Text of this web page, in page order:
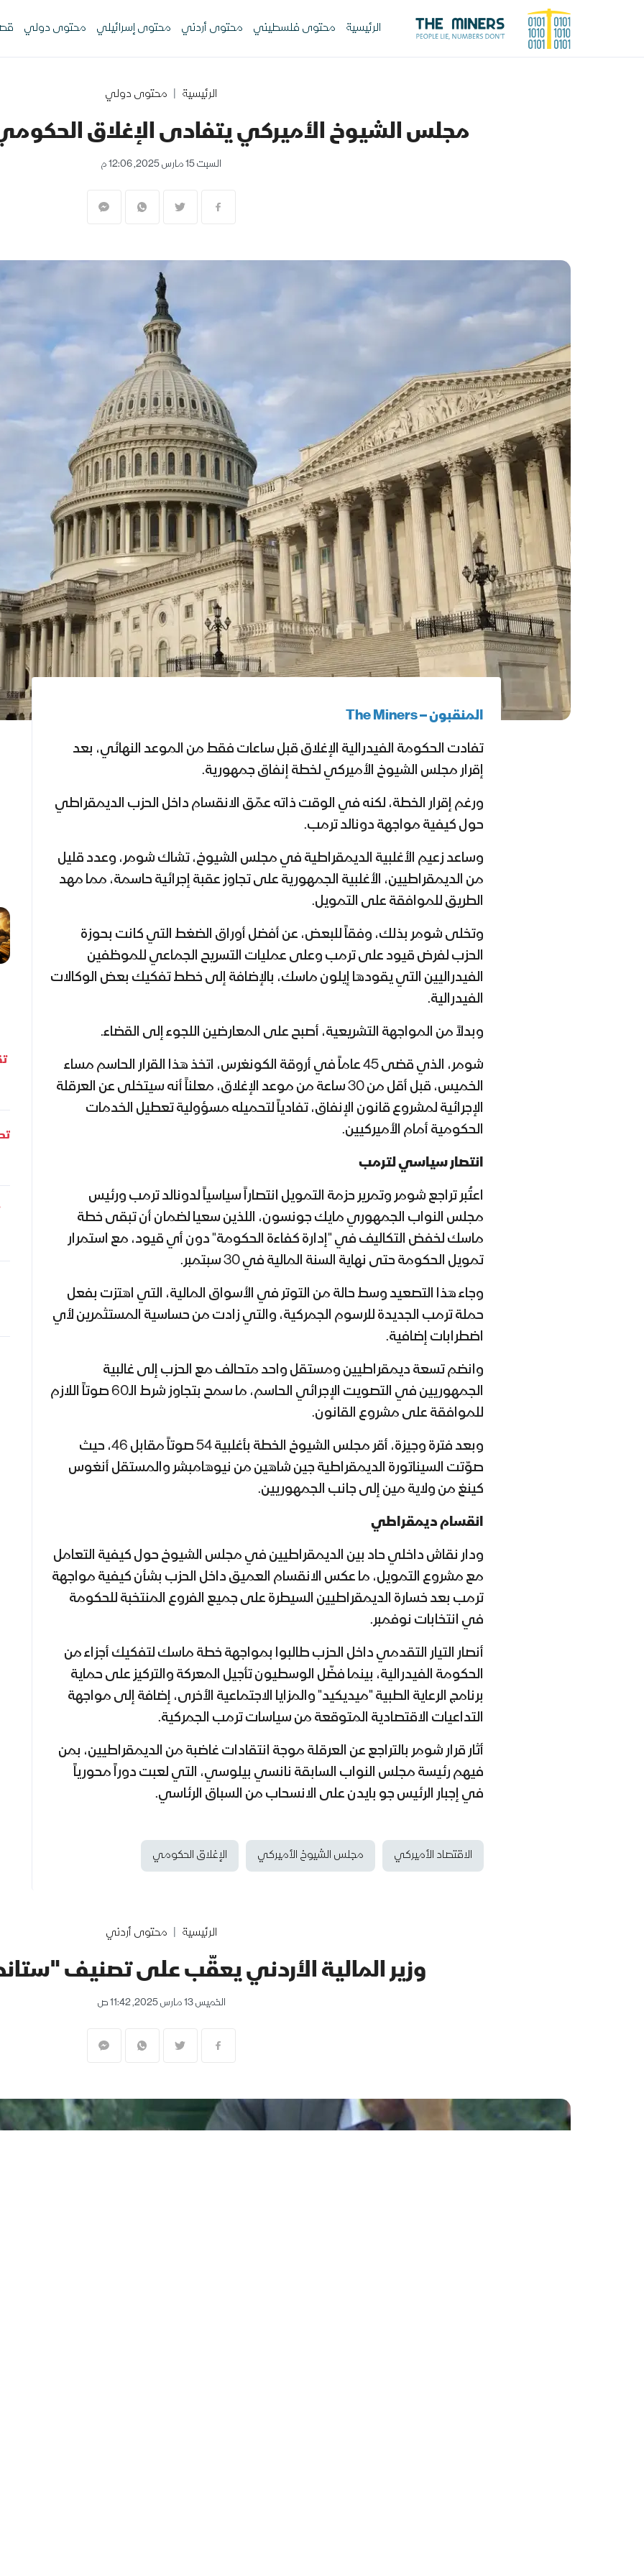
الرئيسية محتوى فلسطيني محتوى أردني محتوى إسرائيلي محتوى دولي
الرئيسية محتوى دولي
مجلس الشيوخ الأميركي يتفادى الإغلاق
السبت 15 مارس 2025, 12:06 م
المنقبون –The Miners
تفادت الحكومة الفيدرالية الإغلاق قبل ساعات فقط من الموعد النهائي، بعد
إقرار مجلس الشيوخ الأميركي لخطة إنفاق جمهورية.
ورغم إقرار الخطة، لكنه في الوقت ذاته عمّق الانقسام داخل الحزب الديمقراطي
حول كيفية مواجهة دونالد ترمب.
وساعد زعيم الأغلبية الديمقراطية في مجلس الشيوخ، تشاك شومر، وعدد قليل
من الديمقراطيين، الأغلبية الجمهورية على تجاوز عقبة إجرائية حاسمة، مما مهد
الطريق للموافقة على التمويل.
وتخلى شومر بذلك، وفقاً للبعض، عن أفضل أوراق الضغط التي كانت بحوزة
الحزب لفرض قيود على ترمب وعلى عمليات التسريح الجماعي للموظفين
الفيدراليين التي يقودها إيلون ماسك، بالإضافة إلى خطط تفكيك بعض الوكالات
الفيدرالية.
وبدلاً من المواجهة التشريعية، أصبح على المعارضين اللجوء إلى القضاء.
شومر، الذي قضى 45 عاماً في أروقة الكونغرس، اتخذ هذا القرار الحاسم مساء
الخميس، قبل أقل من 30 ساعة من موعد الإغلاق، معلناً أنه سيتخلى عن العرقلة
الإجرائية لمشروع قانون الإنفاق، تفادياً لتحميله مسؤولية تعطيل الخدمات
الحكومية أمام الأميركيين.
انتصار سياسي لترمب
اعتُبر تراجع شومر وتمرير حزمة التمويل انتصاراً سياسياً لدونالد ترمب ورئيس
مجلس النواب الجمهوري مايك جونسون، اللذين سعيا لضمان أن تبقى خطة
ماسك لخفض التكاليف في "إدارة كفاءة الحكومة" دون أي قيود، مع استمرار
تمويل الحكومة حتى نهاية السنة المالية في 30 سبتمبر.
وجاء هذا التصعيد وسط حالة من التوتر في الأسواق المالية، التي اهتزت بفعل
حملة ترمب الجديدة للرسوم الجمركية، والتي زادت من حساسية المستثمرين لأي
اضطرابات إضافية.
وانضم تسعة ديمقراطيين ومستقل واحد متحالف مع الحزب إلى غالبية
الجمهوريين في التصويت الإجرائي الحاسم، ما سمح بتجاوز شرط الـ60 صوتاً اللازم
للموافقة على مشروع القانون.
وبعد فترة وجيزة، أقر مجلس الشيوخ الخطة بأغلبية 54 صوتاً مقابل 46، حيث
صوّتت السيناتورة الديمقراطية جين شاهين من نيوهامبشر والمستقل أنغوس
كينغ من ولاية مين إلى جانب الجمهوريين.
انقسام ديمقراطي
ودار نقاش داخلي حاد بين الديمقراطيين في مجلس الشيوخ حول كيفية التعامل
مع مشروع التمويل، ما عكس الانقسام العميق داخل الحزب بشأن كيفية مواجهة
ترمب بعد خسارة الديمقراطيين السيطرة على جميع الفروع المنتخبة للحكومة
في انتخابات نوفمبر.
أنصار التيار التقدمي داخل الحزب طالبوا بمواجهة خطة ماسك لتفكيك أجزاء من
الحكومة الفيدرالية، بينما فضّل الوسطيون تأجيل المعركة والتركيز على حماية
برنامج الرعاية الطبية "ميديكيد" والمزايا الاجتماعية الأخرى، إضافة إلى مواجهة
التداعيات الاقتصادية المتوقعة من سياسات ترمب الجمركية.
أثار قرار شومر بالتراجع عن العرقلة موجة انتقادات غاضبة من الديمقراطيين، بمن
فيهم رئيسة مجلس النواب السابقة نانسي بيلوسي، التي لعبت دوراً محورياً
في إجبار الرئيس جو بايدن على الانسحاب من السباق الرئاسي.
الاقتصاد الأميركي مجلس الشيوخ الأميركي الإغلاق الحكومي
الرئيسية محتوى أردني
وزير المالية الأردني يعقّب على تصنيف
الخميس 13 مارس 2025, 11:42 ص